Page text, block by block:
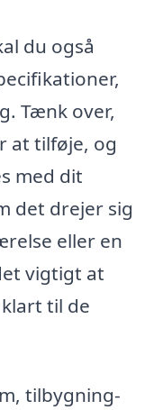
du også
Tænk over,
at tilføje, og
med dit
det drejer sig
eller en
vigtigt at
til de
tilbygning-